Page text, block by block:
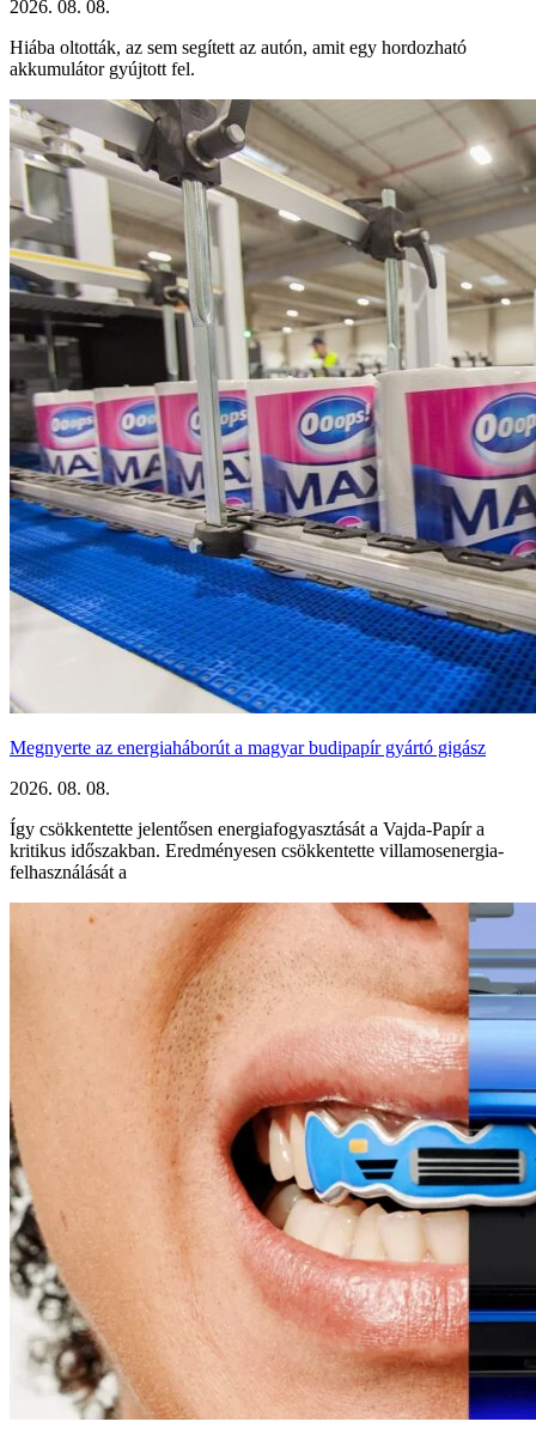
2026. 08. 08.
Hiába oltották, az sem segített az autón, amit egy hordozható
akkumulátor gyújtott fel.
Megnyerte az energiaháborút a magyar budipapír gyártó gigász
2026. 08. 08.
Így csökkentette jelentősen energiafogyasztását a Vajda-Papír a
kritikus időszakban. Eredményesen csökkentette villamosenergia-
felhasználását a